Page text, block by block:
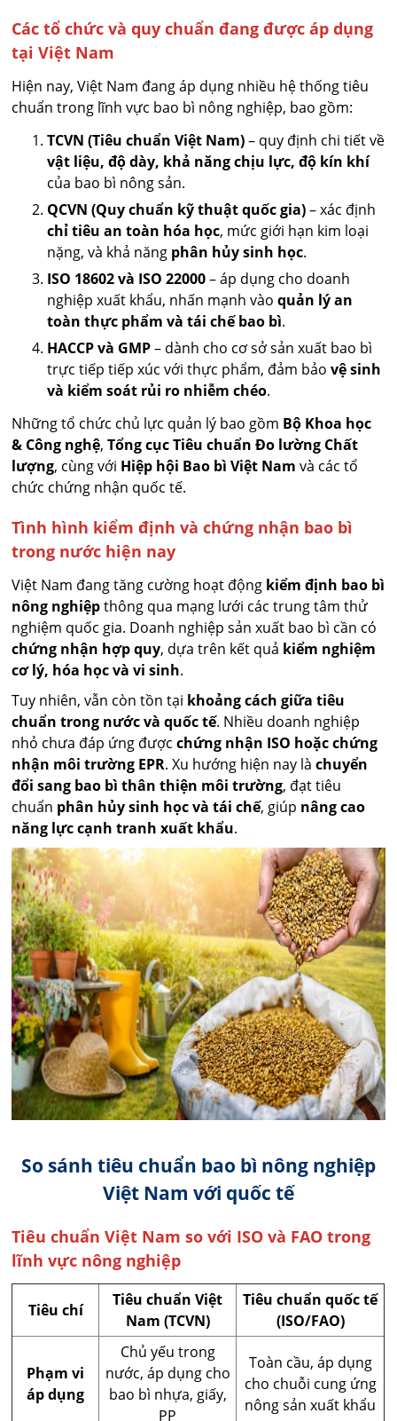
Các tổ chức và quy chuẩn đang được áp dụng
tại Việt Nam
Hiện nay, Việt Nam đang áp dụng nhiều hệ thống tiêu
chuẩn trong lĩnh vực bao bì nông nghiệp, bao gồm:
TCVN (Tiêu chuẩn Việt Nam)– quy định chi tiết về
vật liệu, độ dày, khả năng chịu lực, độ kín khí
của bao bì nông sản.
QCVN (Quy chuẩn kỹ thuật quốc gia)– xác định
chỉ tiêu an toàn hóa học, mức giới hạn kim loại
nặng, và khả năng phân hủy sinh học.
ISO 18602 và ISO 22000– áp dụng cho doanh
nghiệp xuất khẩu, nhấn mạnh vàoquản lý an
toàn thực phẩm và tái chế bao bì.
HACCP và GMP– dành cho cơ sở sản xuất bao bì
trực tiếp tiếp xúc với thực phẩm, đảm bảovệ sinh
và kiểm soát rủi ro nhiễm chéo.
Những tổ chức chủ lực quản lý bao gồm Bộ Khoa học
& Công nghệ,Tổng cục Tiêu chuẩn Đo lường Chất
lượng, cùng với Hiệp hội Bao bì Việt Nam và các tổ
chức chứng nhận quốc tế.
Tình hình kiểm định và chứng nhận bao bì
trong nước hiện nay
Việt Nam đang tăng cường hoạt động kiểm định bao bì
nông nghiệpthông qua mạng lưới các trung tâm thử
nghiệm quốc gia. Doanh nghiệp sản xuất bao bì cần có
chứng nhận hợp quy, dựa trên kết quả kiểm nghiệm
cơ lý, hóa học và vi sinh.
Tuy nhiên, vẫn còn tồn tại khoảng cách giữa tiêu
chuẩn trong nước và quốc tế. Nhiều doanh nghiệp
nhỏ chưa đáp ứng đượcchứng nhận ISO hoặc chứng
nhận môi trường EPR. Xu hướng hiện nay làchuyển
đổi sang bao bì thân thiện môi trường, đạt tiêu
chuẩn phân hủy sinh học và tái chế, giúp nâng cao
năng lực cạnh tranh xuất khẩu.
So sánh tiêu chuẩn bao bì nông nghiệp
Việt Nam với quốc tế
Tiêu chuẩn Việt Nam so với ISO và FAO trong
lĩnh vực nông nghiệp
Tiêu chí
Tiêu chuẩn Việt
Nam (TCVN)
Tiêu chuẩn quốc tế
(ISO/FAO)
Phạm vi
áp dụng
Chủ yếu trong
nước, áp dụng cho
bao bì nhựa, giấy,
PP
Toàn cầu, áp dụng
cho chuỗi cung ứng
nông sản xuất khẩu